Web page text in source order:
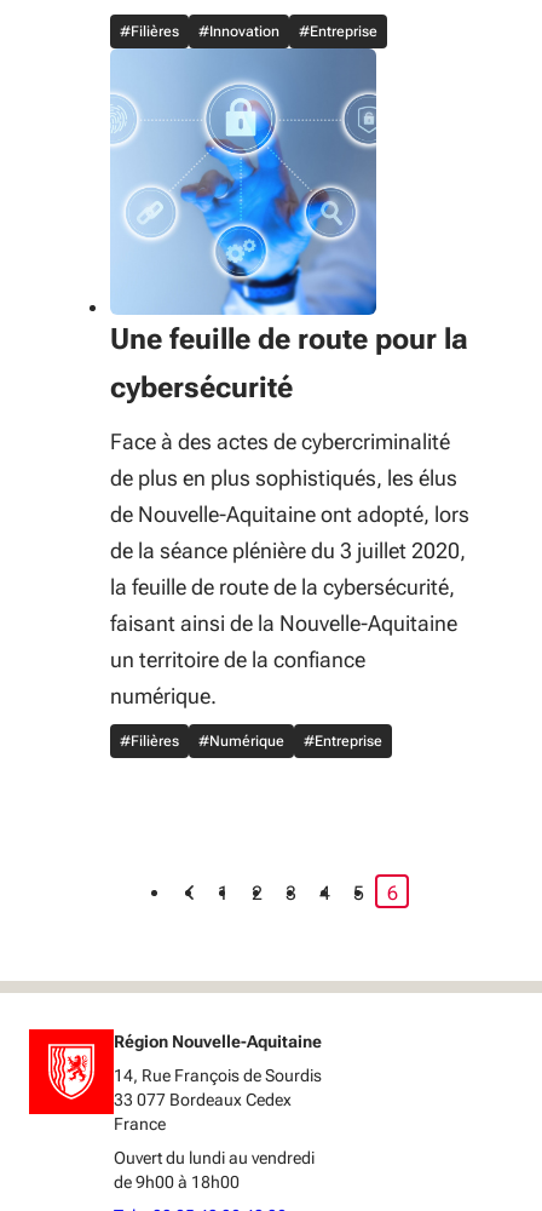
#Filières #Innovation #Entreprise
Une feuille de route pour la
cybersécurité
Face à des actes de cybercriminalité
de plus en plus sophistiqués, les élus
de Nouvelle-Aquitaine ont adopté, lors
de la séance plénière du 3 juillet 2020,
la feuille de route de la cybersécurité,
faisant ainsi de la Nouvelle-Aquitaine
un territoire de la confiance
numérique.
#Filières #Numérique #Entreprise
1 2 3 4 5 6page courante
Région Nouvelle-Aquitaine
14, Rue François de Sourdis
33 077 Bordeaux Cedex
France
Ouvert du lundi au vendredi
de 9h00 à 18h00